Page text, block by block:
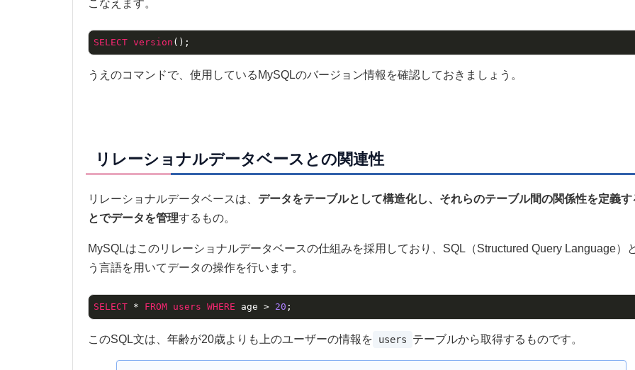
こなえます。
SELECT version ();
うえのコマンドで、使用しているMySQLのバージョン情報を確認しておきましょう。
リレーショナルデータベースとの関連性
リレーショナルデータベースは、 データをテーブルとして構造化し、それらのテーブル間の関係性を定義す
とでデータを管理するもの。
MySQLはこのリレーショナルデータベースの仕組みを採用しており、SQL（Structured Query Language）
う言語を用いてデータの操作を行います。
SELECT * FROM users WHERE age > 20 ;
このSQL文は、年齢が20歳よりも上のユーザーの情報を users テーブルから取得するものです。